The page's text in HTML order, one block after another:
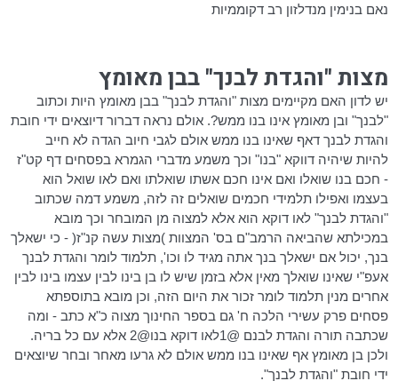
נאם בנימין מנדלזון רבדקוממיות
מצות "והגדת לבנך" בבן מאומץ
יש לדון האם מקיימים מצות "והגדת לבנך" בבן מאומץ היות וכתוב
"לבנך" ובן מאומץ אינו בנו ממש?. אולם נראה דברורדיוצאים ידי חובת
והגדת לבנךדאף שאינו בנו ממש אולם לגבי חיוב הגדה לא חייב
להיות שיהיה דווקא "בנו" וכך משמע מדברי הגמרא בפסחים דף קט"ז
- חכם בנו שואלו ואם אינו חכם אשתושואלתו ואם לאו שואל הוא
בעצמו ואפילו תלמידי חכמים שואלים זה לזה, משמע דמה שכתוב
"והגדת לבנך" לאו דוקא הוא אלא למצוה מן המובחר וכך מובא
במכילתא שהביאה הרמב"ם בס' המצוות )מצות עשה קנ"ז( - כי ישאלך
בנך, יכול אם ישאלך בנך אתה מגיד לו וכו', תלמוד לומר והגדת לבנך
אעפ"י שאינו שואלך מאין אלא בזמן שיש לו בן בינו לבין עצמו בינו לבין
אחרים מנין תלמוד לומר זכור את היום הזה, וכן מובא בתוספתא
פסחים פרק עשירי הלכה ח' גם בספר החינוך מצוה כ"א כתב - ומה
שכתבה תורה והגדת לבנם @1לאו דוקא
בנו@2
אלא עם כל בריה.
ולכן בן מאומץ אף שאינו בנו ממש אולם לא גרעו מאחר ובחר שיוצאים
ידי חובת "והגדת לבנך".